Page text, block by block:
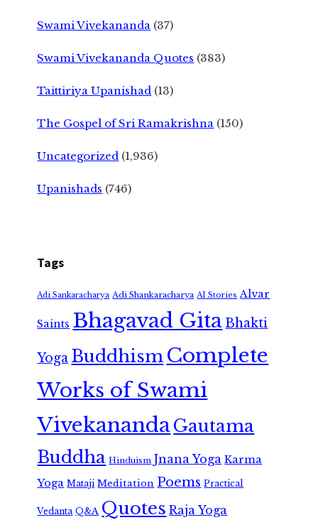
Swami Vivekananda (37)
Swami Vivekananda Quotes (383)
Taittiriya Upanishad (13)
The Gospel of Sri Ramakrishna (150)
Uncategorized (1,936)
Upanishads (746)
Tags
Adi Sankaracharya Adi Shankaracharya AI Stories Alvar
Saints Bhagavad GitaBhakti
Yoga Buddhism Complete
Works of Swami
VivekanandaGautama
Buddha Hinduism Jnana Yoga Karma
Yoga Mataji Meditation Poems Practical
Vedanta Q&A Quotes Raja Yoga